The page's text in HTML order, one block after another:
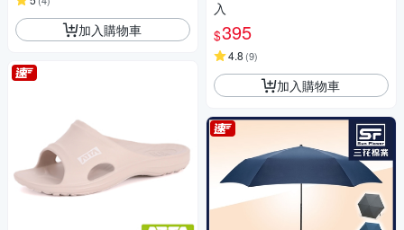
加入購物車
入
$395
4.8 (9)
加入購物車